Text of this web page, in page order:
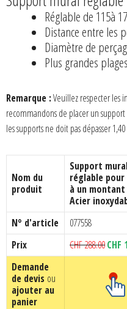
Réglable de 115à
Distance entre les
Diamètre de
Plus grandes
Remarque :Veuillez respecter les
recommandons de placer un
les supports ne doit pas dépasser
Nom du
produit
Support
réglable pour
à un montant
Acier
N° d'article
077558
Prix
CHF288.00Le
prix
était :
CHF
CHF
Demande
de devis ou
ajouter au
panier